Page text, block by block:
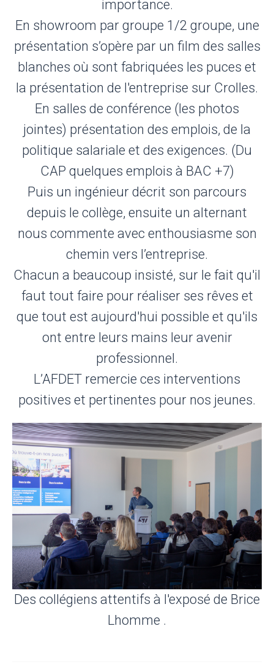
importance.
En showroom par groupe 1/2 groupe, une
présentation s’opère par un film des salles
blanches où sont fabriquées les puces et
la présentation de l'entreprise sur Crolles.
En salles de conférence (les photos
jointes) présentation des emplois, de la
politique salariale et des exigences. (Du
CAP quelques emplois à BAC +7)
Puis un ingénieur décrit son parcours
depuis le collège, ensuite un alternant
nous commente avec enthousiasme son
chemin vers l’entreprise.
Chacun a beaucoup insisté, sur le fait qu'il
faut tout faire pour réaliser ses rêves et
que tout est aujourd'hui possible et qu'ils
ont entre leurs mains leur avenir
professionnel.
L’AFDET remercie ces interventions
positives et pertinentes pour nos jeunes.
Des collégiens attentifs à l'exposé de Brice
Lhomme .